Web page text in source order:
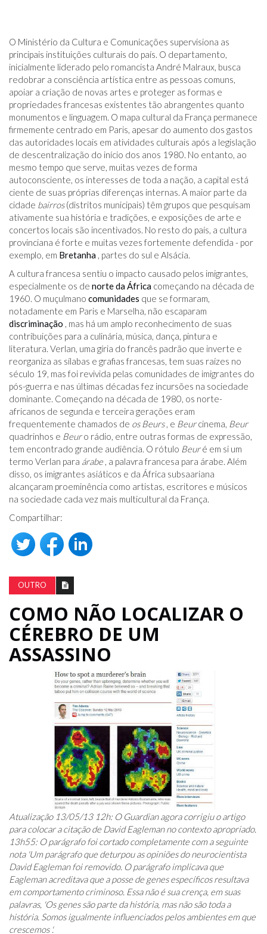
O Ministério da Cultura e Comunicações supervisiona as
principais instituições culturais do país. O departamento,
inicialmente liderado pelo romancista André Malraux, busca
redobrar a consciência artística entre as pessoas comuns,
apoiar a criação de novas artes e proteger as formas e
propriedades francesas existentes tão abrangentes quanto
monumentos e linguagem. O mapa cultural da França permanece
firmemente centrado em Paris, apesar do aumento dos gastos
das autoridades locais em atividades culturais após a legislação
de descentralização do início dos anos 1980. No entanto, ao
mesmo tempo que serve, muitas vezes de forma
autoconsciente, os interesses de toda a nação, a capital está
ciente de suas próprias diferenças internas. A maior parte da
cidade bairros(distritos municipais) têm grupos que pesquisam
ativamente sua história e tradições, e exposições de arte e
concertos locais são incentivados. No resto do país, a cultura
provinciana é forte e muitas vezes fortemente defendida - por
exemplo, em Bretanha , partes do sul e Alsácia.
A cultura francesa sentiu o impacto causado pelos imigrantes,
especialmente os de norte da África começando na década de
1960. O muçulmano comunidades que se formaram,
notadamente em Paris e Marselha, não escaparam
discriminação , mas há um amplo reconhecimento de suas
contribuições para a culinária, música, dança, pintura e
literatura. Verlan, uma gíria do francês padrão que inverte e
reorganiza as sílabas e grafias francesas, tem suas raízes no
século 19, mas foi revivida pelas comunidades de imigrantes do
pós-guerra e nas últimas décadas fez incursões na sociedade
dominante. Começando na década de 1980, os norte-
africanos de segunda e terceira gerações eram
frequentemente chamados de os Beurs, e Beurcinema, Beur
quadrinhos e Beuro rádio, entre outras formas de expressão,
tem encontrado grande audiência. O rótulo Beuré em si um
termo Verlan para árabe, a palavra francesa para árabe. Além
disso, os imigrantes asiáticos e da África subsaariana
alcançaram proeminência como artistas, escritores e músicos
na sociedade cada vez mais multicultural da França.
Compartilhar:
OUTRO
COMO NÃO LOCALIZAR O
CÉREBRO DE UM
ASSASSINO
Atualização 13/05/13 12h: O Guardian agora corrigiu o artigo
para colocar a citação de David Eagleman no contexto apropriado.
13h55: O parágrafo foi cortado completamente com a seguinte
nota 'Um parágrafo que deturpou as opiniões do neurocientista
David Eagleman foi removido. O parágrafo implicava que
Eagleman acreditava que a posse de genes específicos resultava
em comportamento criminoso. Essa não é sua crença, em suas
palavras, 'Os genes são parte da história, mas não são toda a
história. Somos igualmente influenciados pelos ambientes em que
crescemos '.